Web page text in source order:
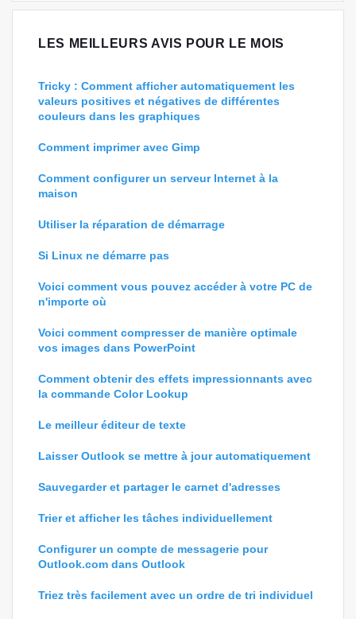
LES MEILLEURS AVIS POUR LE MOIS
Tricky : Comment afficher automatiquement les
valeurs positives et négatives de différentes
couleurs dans les graphiques
Comment imprimer avec Gimp
Comment configurer un serveur Internet à la
maison
Utiliser la réparation de démarrage
Si Linux ne démarre pas
Voici comment vous pouvez accéder à votre PC de
n'importe où
Voici comment compresser de manière optimale
vos images dans PowerPoint
Comment obtenir des effets impressionnants avec
la commande Color Lookup
Le meilleur éditeur de texte
Laisser Outlook se mettre à jour automatiquement
Sauvegarder et partager le carnet d'adresses
Trier et afficher les tâches individuellement
Configurer un compte de messagerie pour
Outlook.com dans Outlook
Triez très facilement avec un ordre de tri individuel